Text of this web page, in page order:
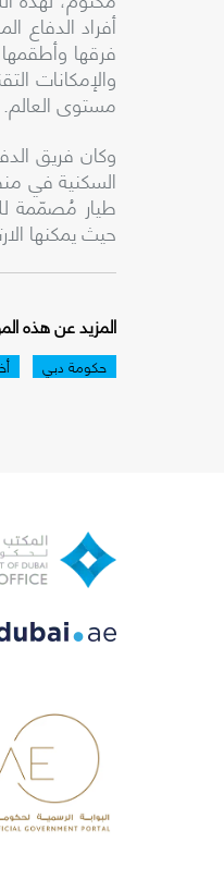
أفراد الدفاع
فرقها
والإمكانات
مستوى العالم.
وكان فريق
السكنية في
طيار مُصمّمة
حيث يمكنها الارتفاع إلى نحو 200 متر وهي مزودة
المزيد عن هذه
حكومة دبي